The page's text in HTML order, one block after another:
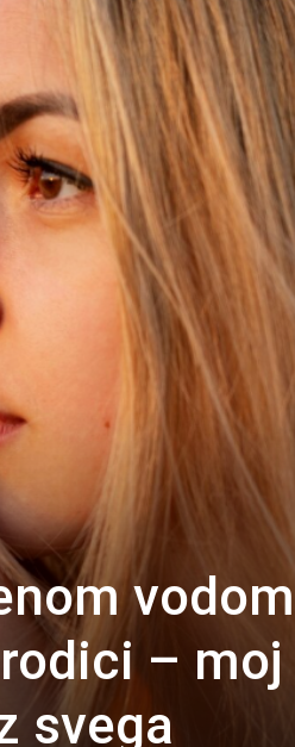
– moj
svega